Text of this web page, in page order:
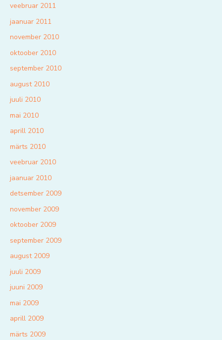
veebruar 2011
jaanuar 2011
november 2010
oktoober 2010
september 2010
august 2010
juuli 2010
mai 2010
aprill 2010
märts 2010
veebruar 2010
jaanuar 2010
detsember 2009
november 2009
oktoober 2009
september 2009
august 2009
juuli 2009
juuni 2009
mai 2009
aprill 2009
märts 2009